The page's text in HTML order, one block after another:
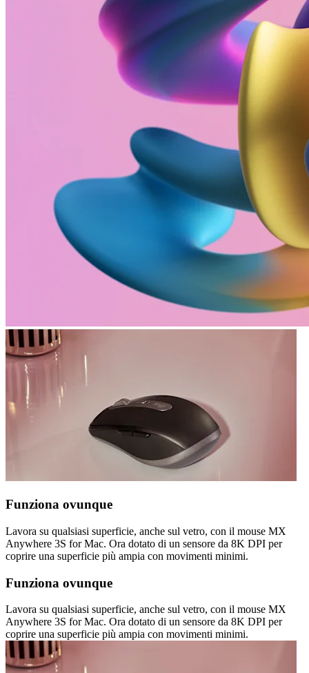
Funziona ovunque
Lavora su qualsiasi superficie, anche sul vetro, con il mouse MX
Anywhere 3S for Mac. Ora dotato di un sensore da 8K DPI per
coprire una superficie più ampia con movimenti minimi.
Funziona ovunque
Lavora su qualsiasi superficie, anche sul vetro, con il mouse MX
Anywhere 3S for Mac. Ora dotato di un sensore da 8K DPI per
coprire una superficie più ampia con movimenti minimi.